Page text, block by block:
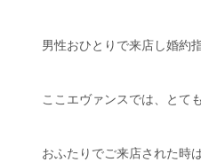
男性おひとりで来店し婚約
ここエヴァンスでは、とて
おふたりでご来店された時